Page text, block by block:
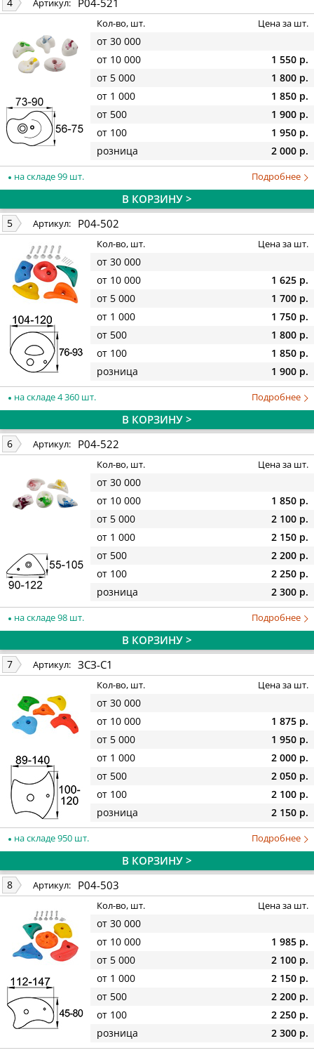
Артикул:
Кол-во, шт. Цена за шт.
от 30 000
от 10 000
1 550 р.
от 5 000
1 800 р.
от 1 000
1 850 р.
от 500
1 900 р.
от 100
1 950 р.
розница
2 000 р.
на складе 99 шт. Подробнее
В КОРЗИНУ >
5 Артикул: P04-502
Кол-во, шт. Цена за шт.
от 30 000
от 10 000
1 625 р.
от 5 000
1 700 р.
от 1 000
1 750 р.
от 500
1 800 р.
от 100
1 850 р.
розница
1 900 р.
на складе 4 360 шт. Подробнее
В КОРЗИНУ >
6 Артикул: P04-522
Кол-во, шт. Цена за шт.
от 30 000
от 10 000
1 850 р.
от 5 000
2 100 р.
от 1 000
2 150 р.
от 500
2 200 р.
от 100
2 250 р.
розница
2 300 р.
на складе 98 шт. Подробнее
В КОРЗИНУ >
7 Артикул: ЗСЗ-С1
Кол-во, шт. Цена за шт.
от 30 000
от 10 000
1 875 р.
от 5 000
1 950 р.
от 1 000
2 000 р.
от 500
2 050 р.
от 100
2 100 р.
розница
2 150 р.
на складе 950 шт. Подробнее
В КОРЗИНУ >
8 Артикул: P04-503
Кол-во, шт. Цена за шт.
от 30 000
от 10 000
1 985 р.
от 5 000
2 100 р.
от 1 000
2 150 р.
от 500
2 200 р.
от 100
2 250 р.
розница
2 300 р.